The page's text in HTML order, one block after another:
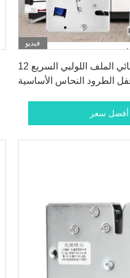
فيديو
12 فولت قفل باب الخزانة الكهربائي الملف اللولبي السريع
الطرود النحاس الأساسية
سعر